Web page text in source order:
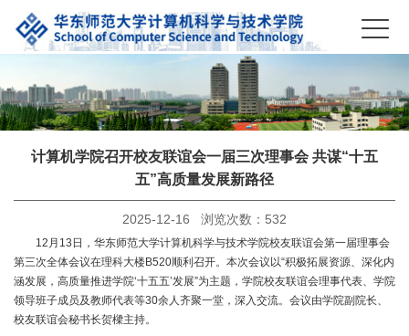
计算机学院召开校友联谊会一届三次理事会 共谋“十五
五”高质量发展新路径
2025-12-16 浏览次数： 532
12月13日，华东师范大学计算机科学与技术学院校友联谊会第一届理事会
第三次全体会议在理科大楼B520顺利召开。本次会议以“积极拓展资源、深化内
涵发展，高质量推进学院‘十五五’发展”为主题，学院校友联谊会理事代表、学院
领导班子成员及教师代表等30余人齐聚一堂，深入交流。会议由学院副院长、
校友联谊会秘书长贺樑主持。